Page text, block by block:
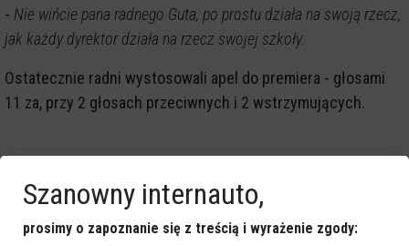
- Nie wińcie pana radnego Guta, po prostu działa na swoją rzecz,
jak każdy dyrektor działa na rzecz swojej szkoły.
Ostatecznie radni wystosowali apel do premiera - głosami
11 za, przy 2 głosach przeciwnych i 2 wstrzymujących.
GOOGLE NEWS
Obserwuj nas i otrzymuj nowe wiadomości
Dodaj eOstroleka do obserwowanych źródeł w Google News.
Szanowny internauto,
prosimy o zapoznanie się z treścią i wyrażenie zgody: